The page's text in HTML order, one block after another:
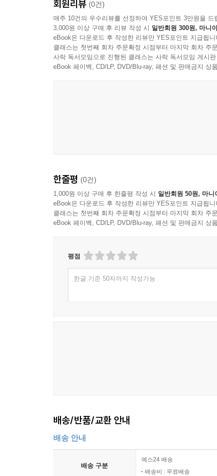
커니의 소년병학교(1909)
구한말의 두 군인과 한국식 산병교련
미국 무관학교의 분류
소년병학교와 헤이스팅스 대학
제5장 한인소년병학교의 과외활동
야구반
연극반
한국유학생회 창립과 영문잡지 출판
일본 정부의 한인소년병학교에 관한 보고서들
군민군단
링컨 시의 한인 학생 기숙사
헤이스팅스의 한인 학생 전도관
소년병학교의 후원자들
1910년대 초 커니와 헤이스팅스의 경제와 문화
헤이스팅스 시의 경제와 문화
회원리뷰 (0건)
매주 10건의 우수리뷰를 선정하여 YES포인트 3만원을 드
3,000원 이상 구매 후 리뷰 작성 시 일반회원 300원, 마니
eBook은 다운로드 후 작성한 리뷰만 YES포인트 지급됩니
클래스는 첫번째 회차 주문확정 시점부터 마지막 회차 주
사락 독서모임으로 진행된 클래스는 사락 독서모임 게시
eBook 페이백, CD/LP, DVD/Blu-ray, 패션 및 판매금지 상
한줄평 (0건)
1,000원 이상 구매 후 한줄평 작성 시 일반회원 50원, 마니
eBook은 다운로드 후 작성한 리뷰만 YES포인트 지급됩니
클래스는 첫번째 회차 주문확정 시점부터 마지막 회차 주
eBook 페이백, CD/LP, DVD/Blu-ray, 패션 및 판매금지 상
평점
한글 기준 50자까지 작성가능
배송/반품/교환 안내
배송 안내
배송 구분
예스24 배송
배송비 : 무료배송